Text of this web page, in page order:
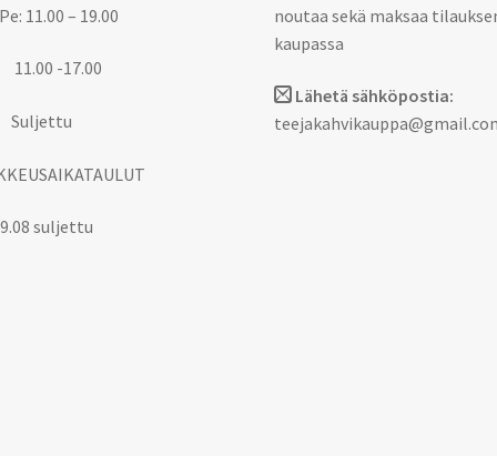
11.00 – 19.00
-17.00
suljettu
noutaa sekä maksaa
kaupassa
Lähetä sähköpostia: